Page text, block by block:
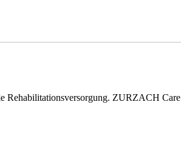
Rehabilitationsversorgung. ZURZACH